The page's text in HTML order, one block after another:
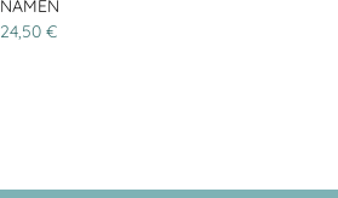
NAMEN
24,50 €